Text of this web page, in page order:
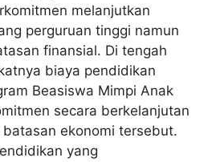
melanjutkan
perguruan tinggi namun
finansial. Di tengah
biaya pendidikan
Beasiswa Mimpi Anak
secara berkelanjutan
ekonomi tersebut.
yang